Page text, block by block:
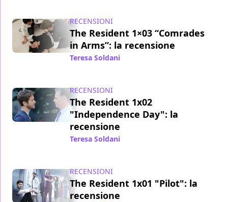
RECENSIONI
The Resident 1×03 “Comrades
in Arms”: la recensione
Teresa Soldani
RECENSIONI
The Resident 1x02
"Independence Day": la
recensione
Teresa Soldani
RECENSIONI
The Resident 1x01 "Pilot": la
recensione